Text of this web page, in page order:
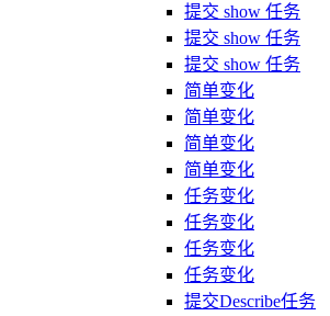
提交 show 任务
提交 show 任务
提交 show 任务
简单变化
简单变化
简单变化
简单变化
任务变化
任务变化
任务变化
任务变化
提交Describe任务